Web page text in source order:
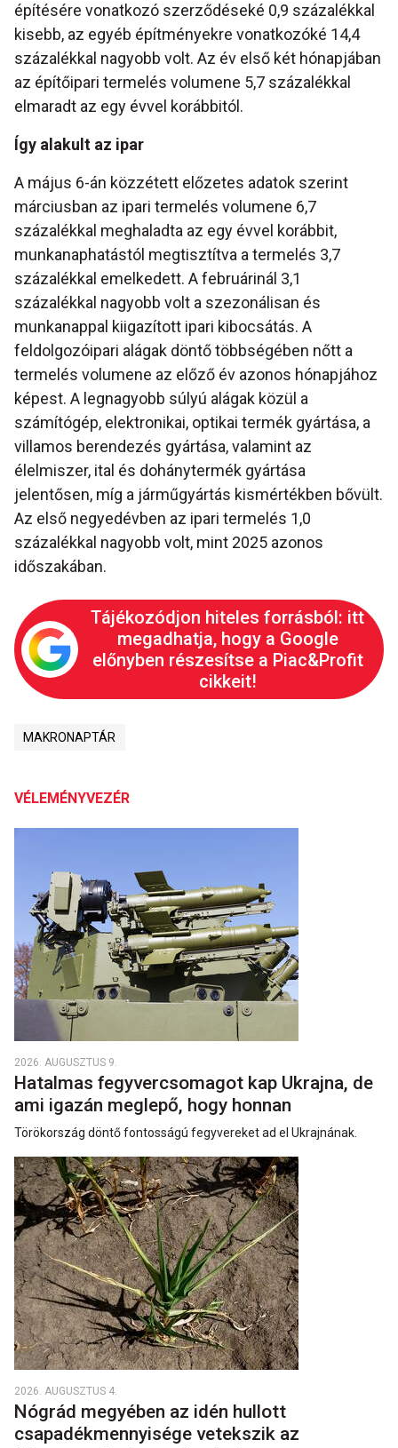
építésére vonatkozó szerződéseké 0,9 százalékkal
kisebb, az egyéb építményekre vonatkozóké 14,4
százalékkal nagyobb volt. Az év első két hónapjában
az építőipari termelés volumene 5,7 százalékkal
elmaradt az egy évvel korábbitól.
Így alakult az ipar
A május 6-án közzétett előzetes adatok szerint
márciusban az ipari termelés volumene 6,7
százalékkal meghaladta az egy évvel korábbit,
munkanaphatástól megtisztítva a termelés 3,7
százalékkal emelkedett. A februárinál 3,1
százalékkal nagyobb volt a szezonálisan és
munkanappal kiigazított ipari kibocsátás. A
feldolgozóipari alágak döntő többségében nőtt a
termelés volumene az előző év azonos hónapjához
képest. A legnagyobb súlyú alágak közül a
számítógép, elektronikai, optikai termék gyártása, a
villamos berendezés gyártása, valamint az
élelmiszer, ital és dohánytermék gyártása
jelentősen, míg a járműgyártás kismértékben bővült.
Az első negyedévben az ipari termelés 1,0
százalékkal nagyobb volt, mint 2025 azonos
időszakában.
Tájékozódjon hiteles forrásból: itt
megadhatja, hogy a Google
előnyben részesítse a Piac&Profit
cikkeit!
MAKRONAPTÁR
VÉLEMÉNYVEZÉR
2026. AUGUSZTUS 9.
Hatalmas fegyvercsomagot kap Ukrajna, de
ami igazán meglepő, hogy honnan
Törökország döntő fontosságú fegyvereket ad el Ukrajnának.
2026. AUGUSZTUS 4.
Nógrád megyében az idén hullott
csapadékmennyisége vetekszik az